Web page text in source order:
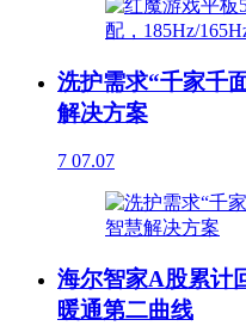
洗护需求“千家千
解决方案
7 07.07
海尔智家A股累计
暖通第二曲线